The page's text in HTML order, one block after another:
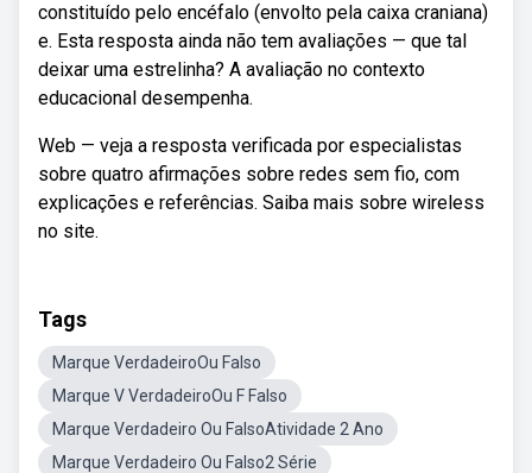
constituído pelo encéfalo (envolto pela caixa craniana)
e. Esta resposta ainda não tem avaliações — que tal
deixar uma estrelinha? A avaliação no contexto
educacional desempenha.
Web — veja a resposta verificada por especialistas
sobre quatro afirmações sobre redes sem fio, com
explicações e referências. Saiba mais sobre wireless
no site.
Tags
Marque VerdadeiroOu Falso
Marque V VerdadeiroOu F Falso
Marque Verdadeiro Ou FalsoAtividade 2 Ano
Marque Verdadeiro Ou Falso2 Série